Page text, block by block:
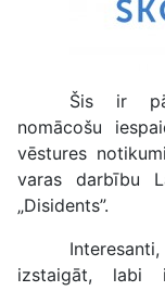
Šis ir
nomācošu
vēstures
varas darbību
„Disidents”.
izstaigāt, labi